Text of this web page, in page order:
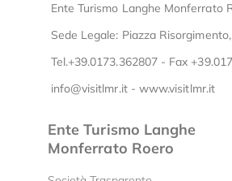
Ente Turismo Langhe Monferrato
Sede Legale: Piazza
Tel.+39.0173.362807 - Fax
info@visitlmr.it- www.visitlmr.it
Ente Turismo Langhe
Monferrato Roero